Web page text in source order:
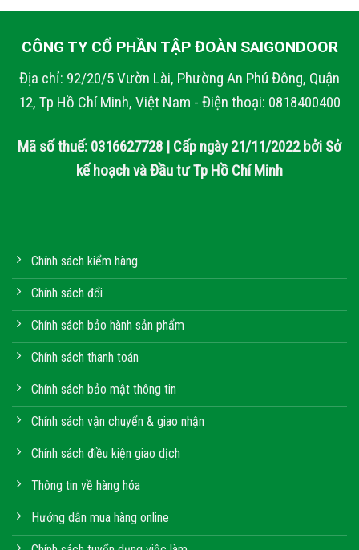
CÔNG TY CỔ PHẦN TẬP ĐOÀN SAIGONDOOR
Địa chỉ: 92/20/5 Vườn Lài, Phường An Phú Đông, Quận
12, Tp Hồ Chí Minh, Việt Nam - Điện thoại: 0818400400
Mã số thuế: 0316627728 | Cấp ngày 21/11/2022 bởi Sở
kế hoạch và Đầu tư Tp Hồ Chí Minh
Chính sách kiểm hàng
Chính sách đổi
Chính sách bảo hành sản phẩm
Chính sách thanh toán
Chính sách bảo mật thông tin
Chính sách vận chuyển & giao nhận
Chính sách điều kiện giao dịch
Thông tin về hàng hóa
Hướng dẫn mua hàng online